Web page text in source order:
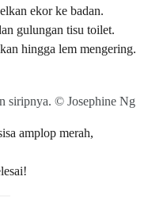
ekor ke badan.
gulungan tisu toilet.
hingga lem mengering.
siripnya. © Josephine Ng
amplop merah,